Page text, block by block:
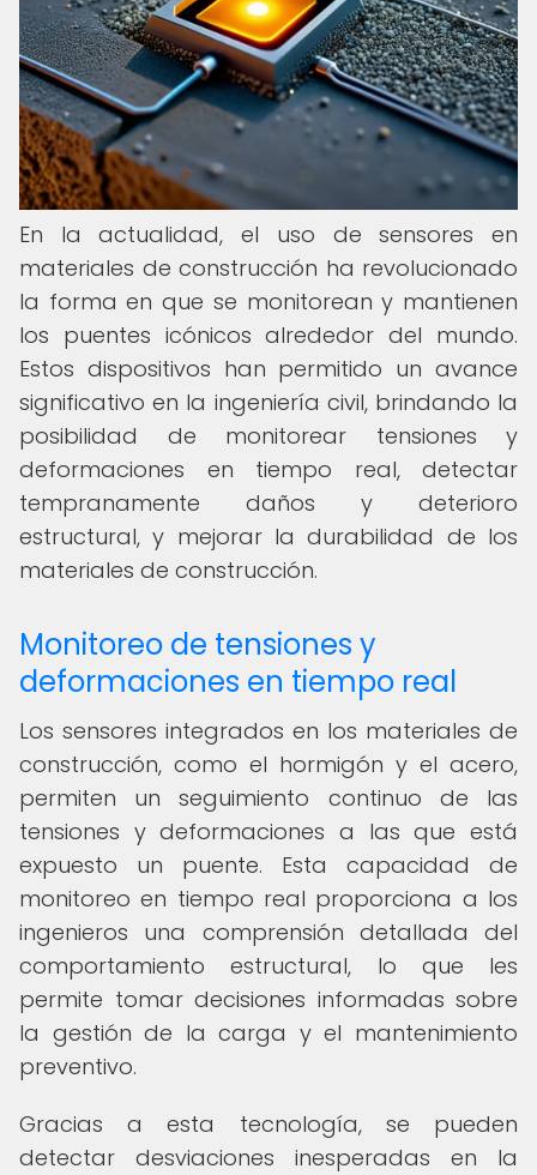
En la actualidad, el uso de sensores en
materiales de construcción ha revolucionado
la forma en que se monitorean y mantienen
los puentes icónicos alrededor del mundo.
Estos dispositivos han permitido un avance
significativo en la ingeniería civil, brindando la
posibilidad de monitorear tensiones y
deformaciones en tiempo real, detectar
tempranamente daños y deterioro
estructural, y mejorar la durabilidad de los
materiales de construcción.
Monitoreo de tensiones y
deformaciones en tiempo real
Los sensores integrados en los materiales de
construcción, como el hormigón y el acero,
permiten un seguimiento continuo de las
tensiones y deformaciones a las que está
expuesto un puente. Esta capacidad de
monitoreo en tiempo real proporciona a los
ingenieros una comprensión detallada del
comportamiento estructural, lo que les
permite tomar decisiones informadas sobre
la gestión de la carga y el mantenimiento
preventivo.
Gracias a esta tecnología, se pueden
detectar desviaciones inesperadas en la